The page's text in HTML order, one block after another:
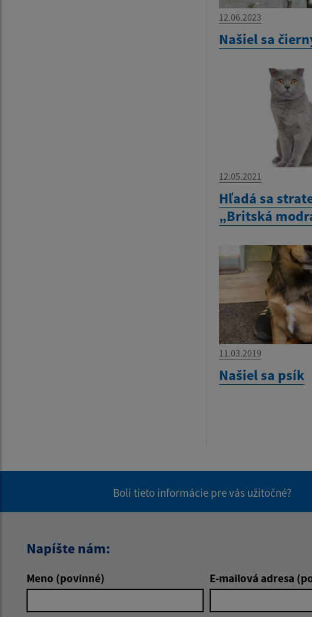
12.06.2023
Našiel sa
12.05.2021
Hľadá sa
„Britská
11.03.2019
Našiel sa psík
Boli tieto informácie pre vás užitočné?
Napíšte nám:
Meno (povinné) E-mailová adresa